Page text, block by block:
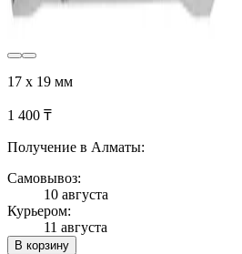
17 х 19 мм
1 400 ₸
Получение в Алматы:
Самовывоз:
10 августа
Курьером:
11 августа
В корзину